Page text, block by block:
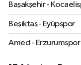
Başakşehir -
Beşiktaş - Eyüpspor
Amed - Erzurumspor